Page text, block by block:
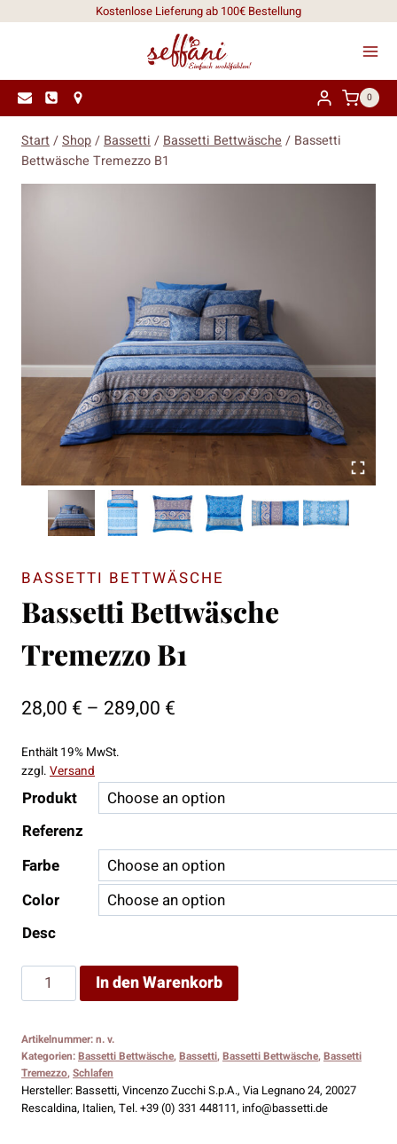
Kostenlose Lieferung ab 100€ Bestellung
0
Start/Shop/ Bassetti / Bassetti Bettwäsche / Bassetti
Bettwäsche Tremezzo B1
BASSETTI BETTWÄSCHE
Bassetti Bettwäsche
Tremezzo B1
28,00 € – 289,00 €
289,00 €
Enthält 19% MwSt.
zzgl. Versand
Produkt
Referenz
Farbe
Color
Desc
Bassetti
Bettwäsche
B1
Menge
In den Warenkorb
Artikelnummer:n. v.
Kategorien:Bassetti Bettwäsche,Bassetti,Bassetti Bettwäsche,Bassetti
Tremezzo,Schlafen
Hersteller: Bassetti, Vincenzo Zucchi S.p.A., Via Legnano 24, 20027
Rescaldina, Italien, Tel. +39 (0) 331 448111, info@bassetti.de